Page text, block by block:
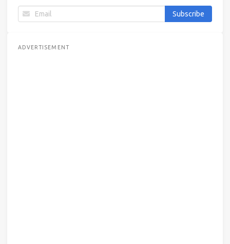
ADVERTISEMENT